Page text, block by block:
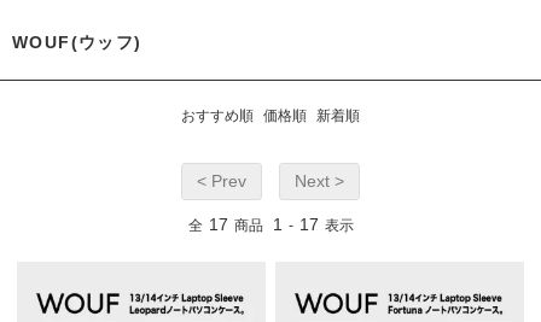
WOUF(ウッフ)
おすすめ順 価格順 新着順
< Prev Next >
全 17 商品 1 - 17 表示